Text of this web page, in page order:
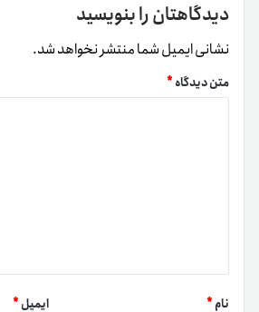
دیدگاهتان را بنویسید
نشانی ایمیل شما منتشر نخواهد شد.
متن دیدگاه*
نام* ایمیل*